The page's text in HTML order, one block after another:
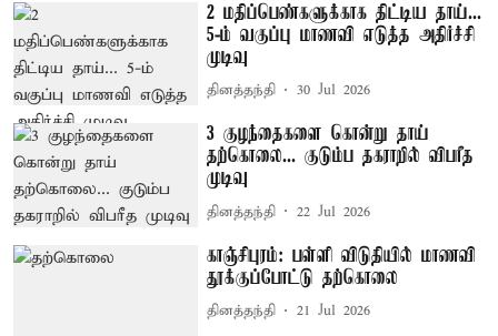
2 மதிப்பெண்களுக்காக திட்டிய தாய்...
5-ம் வகுப்பு மாணவி எடுத்த அதிர்ச்சி
முடிவு
தினத்தந்தி 30 Jul 2026
3 குழந்தைகளை கொன்று தாய்
தற்கொலை... குடும்ப தகராறில் விபரீத
முடிவு
தினத்தந்தி 22 Jul 2026
காஞ்சிபுரம்: பள்ளி விடுதியில் மாணவி
தூக்குப்போட்டு தற்கொலை
தினத்தந்தி 21 Jul 2026